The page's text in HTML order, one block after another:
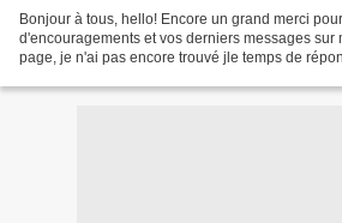
Bonjour à tous, hello! Encore un grand merci
d'encouragements et vos derniers messages sur
page, je n'ai pas encore trouvé jle temps de